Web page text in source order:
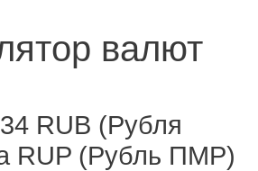
валют
RUB (Рубля
RUP (Рубль ПМР)